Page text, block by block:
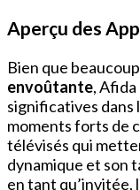
Aperçu des
Bien que
envoûtante,
significatives dans
moments forts de
télévisés qui
dynamique et son
en tant qu’invitée,